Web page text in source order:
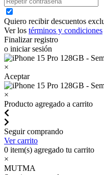
Quiero recibir descuentos
Ver los términos y condiciones
Finalizar registro
o iniciar sesión
×
Aceptar
×
Producto agregado a carrito
Seguir comprando
Ver carrito
0 item(s) agregado tu carrito
×
MUTMA